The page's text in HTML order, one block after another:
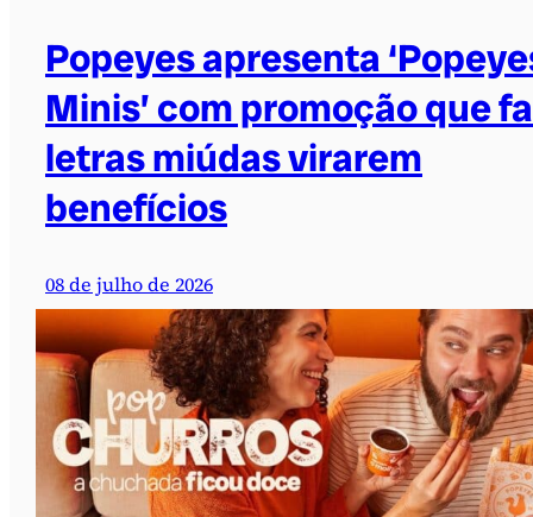
Popeyes apresenta
Minis’ com promoção que
letras miúdas virarem
benefícios
08 de julho de 2026